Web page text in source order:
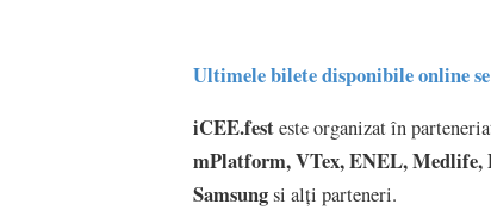
Ultimele bilete disponibile online se
iCEE.festeste organizat în
mPlatform, VTex, ENEL, Medlife,
Samsungsi alți parteneri.